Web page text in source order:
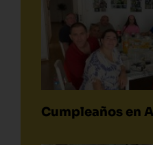
Cumpleaños en